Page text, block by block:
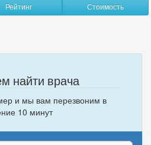
Рейтинг Стоимость
найти врача
и мы вам перезвоним в
10 минут